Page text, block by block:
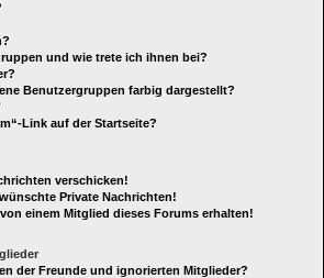
und wie trete ich ihnen bei?
Benutzergruppen farbig dargestellt?
Link auf der Startseite?
verschicken!
Private Nachrichten!
einem Mitglied dieses Forums erhalten!
der Freunde und ignorierten Mitglieder?